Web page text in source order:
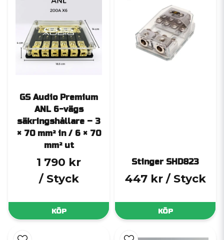
GS Audio Premium
ANL 6-vägs
säkringshållare – 3
× 70 mm² in / 6 × 70
mm² ut
1 790 kr
/ Styck
KÖP
Stinger SHD823
447 kr / Styck
KÖP